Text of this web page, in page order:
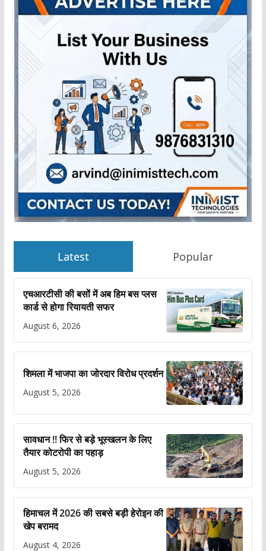
Latest Popular
एचआरटीसी की बसों में अब हिम बस प्लस
कार्ड से होगा रियायती सफर
August 6, 2026
शिमला में भाजपा का जोरदार विरोध प्रदर्शन
August 5, 2026
सावधान !! फिर से बड़े भूस्खलन के लिए
तैयार कोटरोपी का पहाड़
August 5, 2026
हिमाचल में 2026 की सबसे बड़ी हेरोइन की
खेप बरामद
August 4, 2026